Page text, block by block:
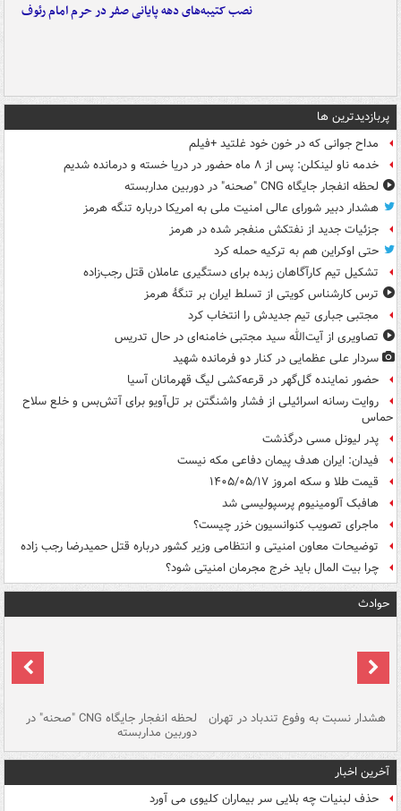
نصب کتیبه‌های دهه پایانی صفر در حرم امام رئوف
پربازدیدترین ها
مداح جوانی که در خون خود غلتید +فیلم
خدمه ناو لینکلن: پس از ۸ ماه حضور در دریا خسته و درمانده‌ شدیم
لحظه انفجار جایگاه CNG "صحنه" در دوربین مداربسته
هشدار دبیر شورای عالی امنیت ملی به امریکا درباره تنگه هرمز
جزئیات جدید از نفتکش منفجر شده در هرمز
حتی اوکراین هم به ترکیه حمله کرد
تشکیل تیم کارآگاهان زبده برای دستگیری عاملان قتل رجب‌زاده
ترس کارشناس کویتی از تسلط ایران بر تنگۀ هرمز
مجتبی جباری تیم جدیدش را انتخاب کرد
تصاویری از آیت‌الله سید مجتبی خامنه‌ای در حال تدریس
سردار علی عظمایی در کنار دو فرمانده شهید
حضور نماینده گل‌گهر در قرعه‌کشی لیگ قهرمانان آسیا
روایت رسانه اسرائیلی از فشار واشنگتن بر تل‌آویو برای آتش‌بس و خلع سلاح
حماس
پدر لیونل مسی درگذشت
فیدان: ایران هدف پیمان دفاعی مکه نیست
قیمت طلا و سکه امروز ۱۴۰۵/۰۵/۱۷
هافبک آلومینیوم پرسپولیسی شد
ماجرای تصویب کنوانسیون خزر چیست؟
توضیحات معاون امنیتی و انتظامی وزیر کشور درباره قتل حمیدرضا رجب زاده
چرا بیت المال باید خرج مجرمان امنیتی شود؟
حوادث
هشدار نسبت به وفوع تندباد در تهران لحظه انفجار جایگاه CNG "صحنه" در
دوربین مداربسته
آخرین اخبار
حذف لبنیات چه بلایی سر بیماران کلیوی می آورد